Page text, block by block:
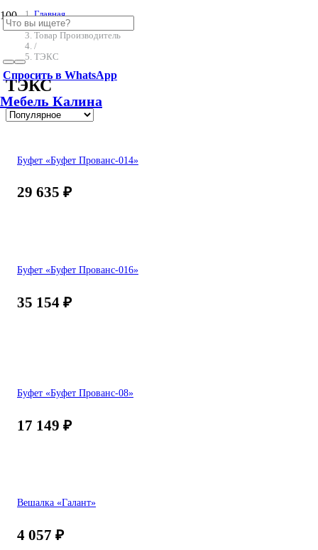
Спросить в WhatsApp
Мебель Калина
Главная
/
Товар Производитель
/
ТЭКС
ТЭКС
Буфет «Буфет Прованс-014»
29 635 ₽
Буфет «Буфет Прованс-016»
35 154 ₽
Буфет «Буфет Прованс-08»
17 149 ₽
Вешалка «Галант»
4 057 ₽